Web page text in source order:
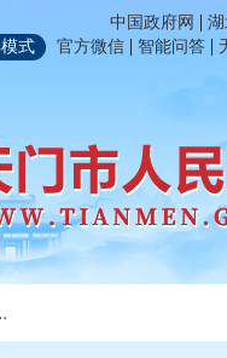
中国政府网 | 湖
式
官方微信 | 智能问答 |